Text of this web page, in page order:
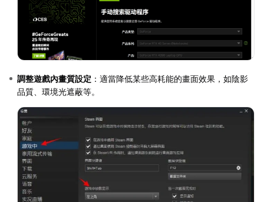
調整遊戲內畫質設定 ：適當降低某些高耗能的畫面效果，如陰影
品質、環境光遮蔽等。